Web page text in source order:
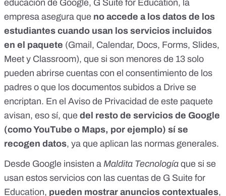
educación de Google, G Suite for Education, la
empresa asegura que no accede a los datos de los
estudiantes cuando usan los servicios incluidos
en el paquete (Gmail, Calendar, Docs, Forms, Slides,
Meet y Classroom), que si son menores de 13 solo
pueden abrirse cuentas con el consentimiento de los
padres o que los documentos subidos a Drive se
encriptan. En el Aviso de Privacidad de este paquete
avisan, eso sí, que del resto de servicios de Google
(como YouTube o Maps, por ejemplo) sí se
recogen datos, ya que aplican las normas generales.
Desde Google insisten a Maldita Tecnología que si se
usan estos servicios con las cuentas de G Suite for
Education, pueden mostrar anuncios contextuales,